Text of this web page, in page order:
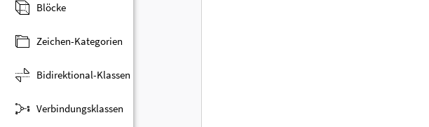
Blöcke
Zeichen-Kategorien
Bidirektional-Klassen
Verbindungsklassen